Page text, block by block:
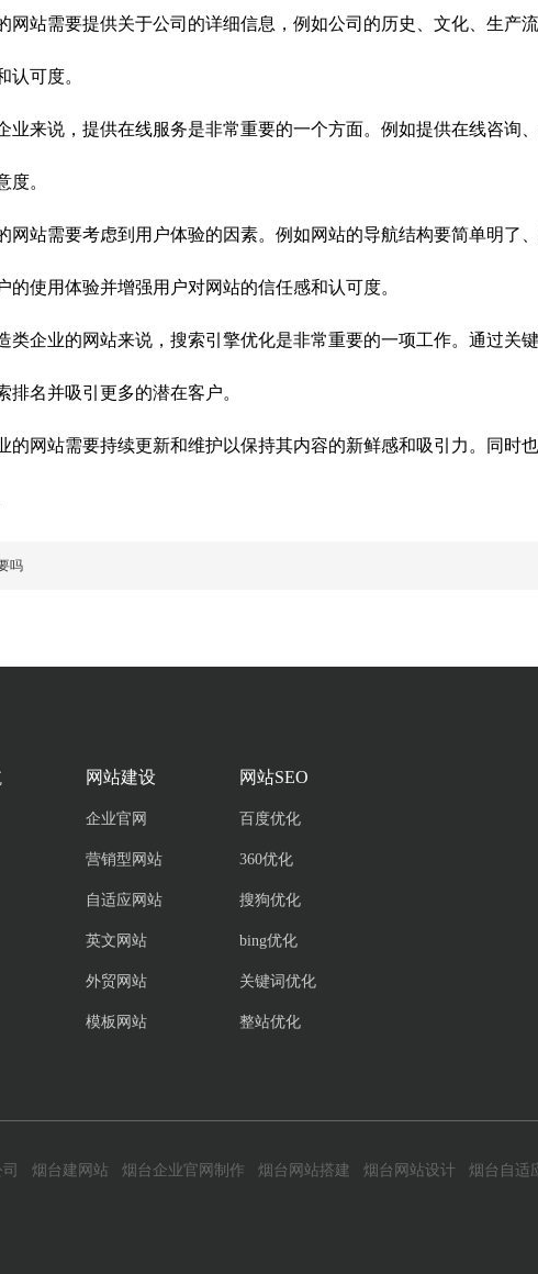
网站需要提供关于公司的详细信息，例如公司的历史、文化、生产
认可度。
业来说，提供在线服务是非常重要的一个方面。例如提供在线咨询
度。
网站需要考虑到用户体验的因素。例如网站的导航结构要简单明了
使用体验并增强用户对网站的信任感和认可度。
类企业的网站来说，搜索引擎优化是非常重要的一项工作。通过关
名并吸引更多的潜在客户。
的网站需要持续更新和维护以保持其内容的新鲜感和吸引力。同时
吗
网站建设
企业官网
营销型网站
自适应网站
英文网站
外贸网站
模板网站
网站SEO
百度优化
360优化
搜狗优化
bing优化
关键词优化
整站优化
烟台建网站 烟台企业官网制作 烟台网站搭建 烟台网站设计 烟台自适